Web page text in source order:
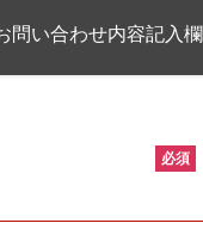
問い合わせ内容記入欄
必須